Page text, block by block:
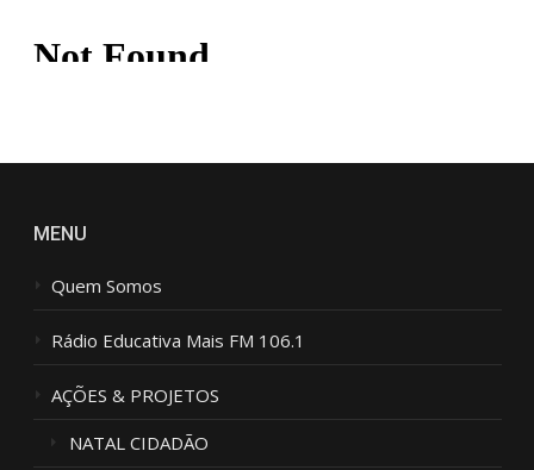
MENU
Quem Somos
Rádio Educativa Mais FM 106.1
AÇÕES & PROJETOS
NATAL CIDADÃO